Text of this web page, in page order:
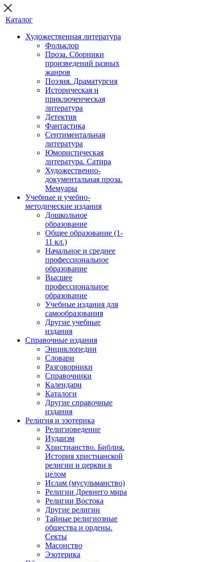
Каталог
Художественная литература
Фольклор
Проза. Сборники
произведений разных
жанров
Поэзия. Драматургия
Историческая и
приключенческая
литература
Детектив
Фантастика
Сентиментальная
литература
Юмористическая
литература. Сатира
Художественно-
документальная проза.
Мемуары
Учебные и учебно-
методические издания
Дошкольное
образование
Общее образование (1-
11 кл.)
Начальное и среднее
профессиональное
образование
Высшее
профессиональное
образование
Учебные издания для
самообразования
Другие учебные
издания
Справочные издания
Энциклопедии
Словари
Разговорники
Справочники
Календари
Каталоги
Другие справочные
издания
Религия и эзотерика
Религиоведение
Иудаизм
Христианство. Библия.
История христианской
религии и церкви в
целом
Ислам (мусульманство)
Религии Древнего мира
Религии Востока
Другие религии
Тайные религиозные
общества и ордены.
Секты
Масонство
Эзотерика